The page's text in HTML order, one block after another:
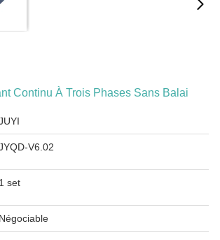
Continu À Trois Phases Sans Balai
V6.02
1 set
Négociable